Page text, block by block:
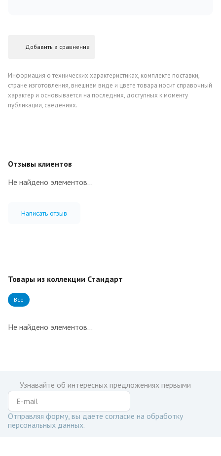
Добавить в сравнение
Информация о технических характеристиках, комплекте поставки,
стране изготовления, внешнем виде и цвете товара носит справочный
характер и основывается на последних, доступных к моменту
публикации, сведениях.
Отзывы клиентов
Не найдено элементов...
Написать отзыв
Товары из коллекции Стандарт
Все
Не найдено элементов...
Узнавайте об интересных предложениях первыми
Отправляя форму, вы даете согласие на обработку
персональных данных.